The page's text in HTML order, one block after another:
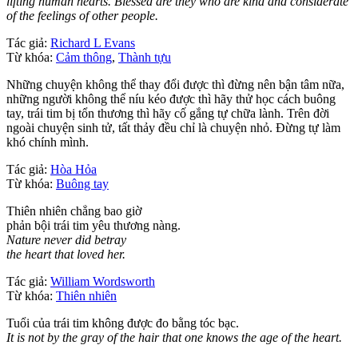
of the feelings of other people.
Tác giả: Richard L Evans
Từ khóa: Cảm thông, Thành tựu
Những chuyện không thể thay đổi được thì đừng nên bận tâm nữa,
những người không thể níu kéo được thì hãy thử học cách buông
tay, trái tim bị tổn thương thì hãy cố gắng tự chữa lành. Trên đời
ngoài chuyện sinh tử, tất thảy đều chỉ là chuyện nhỏ. Đừng tự làm
khó chính mình.
Tác giả: Hòa Hỏa
Từ khóa: Buông tay
Thiên nhiên chẳng bao giờ
phản bội trái tim yêu thương nàng.
Nature never did betray
the heart that loved her.
Tác giả: William Wordsworth
Từ khóa: Thiên nhiên
Tuổi của trái tim không được đo bằng tóc bạc.
It is not by the gray of the hair that one knows the age of the heart.